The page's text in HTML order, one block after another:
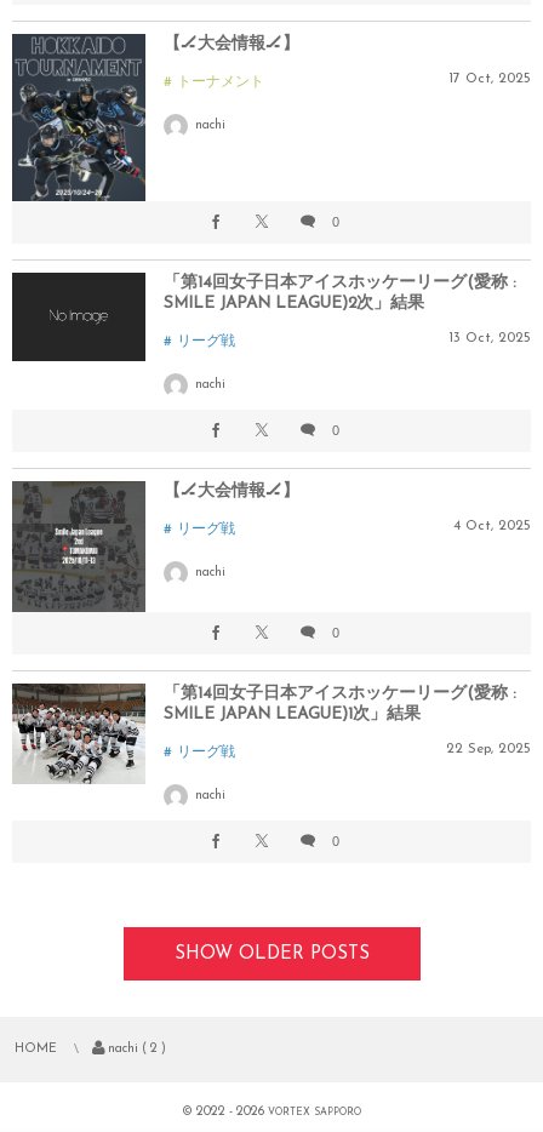
【🏒大会情報🏒】
トーナメント 17 Oct, 2025
nachi
0
「第14回女子日本アイスホッケーリーグ(愛称 :
SMILE JAPAN LEAGUE)2次」結果
リーグ戦 13 Oct, 2025
nachi
0
【🏒大会情報🏒】
リーグ戦 4 Oct, 2025
nachi
0
「第14回女子日本アイスホッケーリーグ(愛称 :
SMILE JAPAN LEAGUE)1次」結果
リーグ戦 22 Sep, 2025
nachi
0
SHOW OLDER POSTS
HOME nachi ( 2 )
© 2022 - 2026 VORTEX SAPPORO